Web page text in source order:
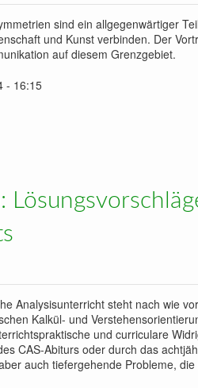
sind ein allgegenwärtiger
und Kunst verbinden. Der
auf diesem Grenzgebiet.
- 16:15
Analysisunterricht steht nach wie
Kalkül- und
und curriculare
CAS-Abiturs oder durch das
auch tiefergehende Probleme,